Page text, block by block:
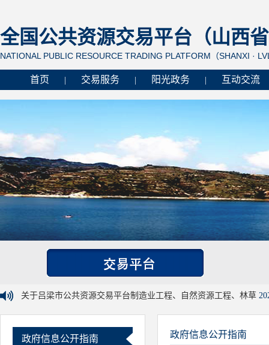
全国公共资源交易平台（山西
NATIONAL PUBLIC RESOURCE TRADING PLATFORM（SHANXI ·
首页 交易服务 阳光政务 互动交流
关于吕梁市公共资源交易平台制造业工程、自然资源工程、林草
政府信息公开指南 政府信息公开指南